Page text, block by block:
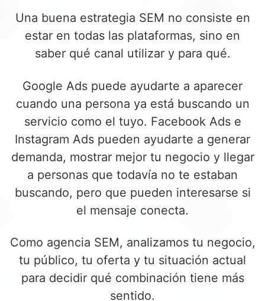
Una buena estrategia SEM no consiste en
estar en todas las plataformas, sino en
saber qué canal utilizar y para qué.
Google Ads puede ayudarte a aparecer
cuando una persona ya está buscando un
servicio como el tuyo. Facebook Ads e
Instagram Ads pueden ayudarte a generar
demanda, mostrar mejor tu negocio y llegar
a personas que todavía no te estaban
buscando, pero que pueden interesarse si
el mensaje conecta.
Como agencia SEM, analizamos tu negocio,
tu público, tu oferta y tu situación actual
para decidir qué combinación tiene más
sentido.